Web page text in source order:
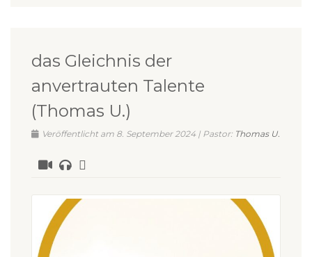
das Gleichnis der
anvertrauten Talente
(Thomas U.)
Veröffentlicht am 8. September 2024 | Pastor: Thomas U.